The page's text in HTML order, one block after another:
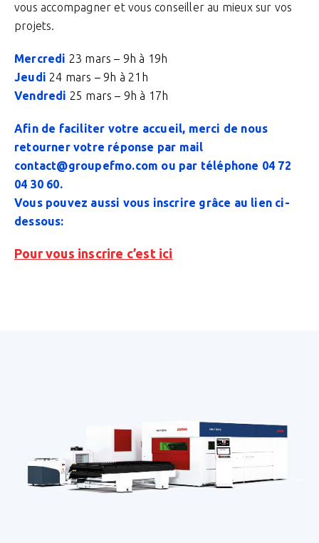
vous accompagner et vous conseiller au mieux sur vos
projets.
Mercredi 23 mars – 9h à 19h
Jeudi 24 mars – 9h à 21h
Vendredi 25 mars – 9h à 17h
Afin de faciliter votre accueil, merci de nous
retourner votre réponse par mail
contact@groupefmo.com ou par téléphone 04 72
04 30 60.
Vous pouvez aussi vous inscrire grâce au lien ci-
dessous:
Pour vous inscrire c’est ici